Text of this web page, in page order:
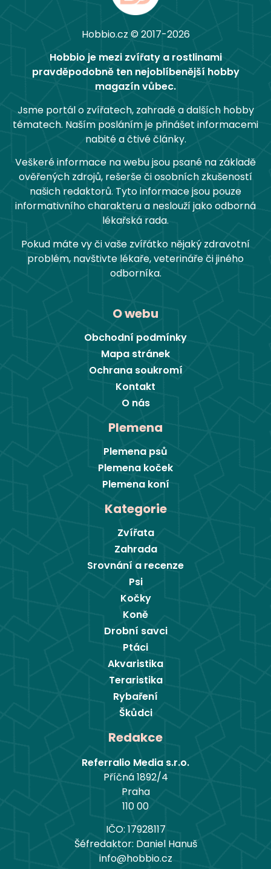
Hobbio.cz © 2017-2026
Hobbio je mezi zvířaty a rostlinami
pravděpodobně ten nejoblíbenější hobby
magazín vůbec.
Jsme portál o zvířatech, zahradě a dalších hobby
tématech. Naším posláním je přinášet informacemi
nabité a čtivé články.
Veškeré informace na webu jsou psané na základě
ověřených zdrojů, rešerše či osobních zkušeností
našich redaktorů. Tyto informace jsou pouze
informativního charakteru a neslouží jako odborná
lékařská rada.
Pokud máte vy či vaše zvířátko nějaký zdravotní
problém, navštivte lékaře, veterináře či jiného
odborníka.
O webu
Obchodní podmínky
Mapa stránek
Ochrana soukromí
Kontakt
O nás
Plemena
Plemena psů
Plemena koček
Plemena koní
Kategorie
Zvířata
Zahrada
Srovnání a recenze
Psi
Kočky
Koně
Drobní savci
Ptáci
Akvaristika
Teraristika
Rybaření
Škůdci
Redakce
Referralio Media s.r.o.
Příčná 1892/4
Praha
110 00
IČO: 17928117
Šéfredaktor: Daniel Hanuš
info@hobbio.cz